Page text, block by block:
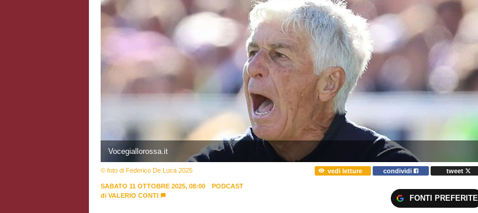
Vocegiallorossa.it
© foto di Federico De Luca 2025 vedi letture condividi tweet
SABATO 11 OTTOBRE 2025, 08:00
PODCAST
di VALERIO CONTI FONTI PREFERITE